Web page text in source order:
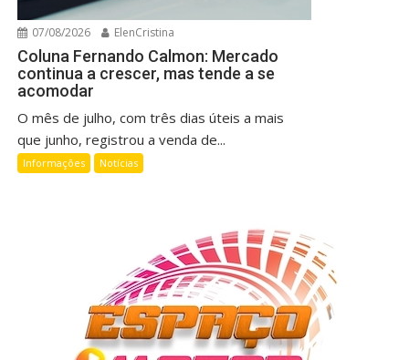
07/08/2026 ElenCristina
Coluna Fernando Calmon: Mercado
continua a crescer, mas tende a se
acomodar
O mês de julho, com três dias úteis a mais
que junho, registrou a venda de...
Informações Notícias